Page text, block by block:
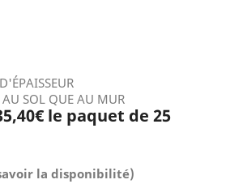
SOL QUE AU MUR
le paquet de 25
la disponibilité)